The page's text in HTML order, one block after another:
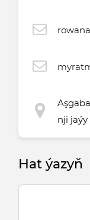
nji jaýy
Hat ýazyň